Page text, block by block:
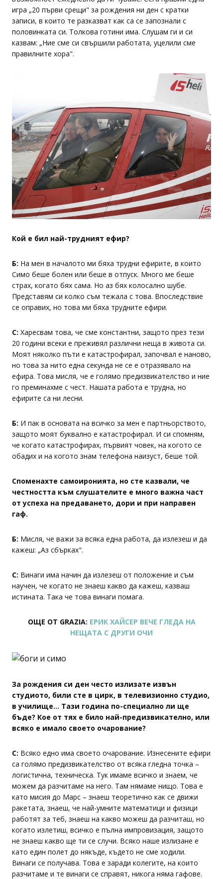
игра „20 първи срещи" за рождения ни ден с кратки
записи, в които те разказват как са се запознали с
половинката си. Толкова готини има. Слушам ги и си
казвам: „Ние сме си свършили работата, уцелили сме
правилните хора".
Кой е бил най-трудният ефир?
Б: На мен в началото ми бяха трудни ефирите, в които
Симо беше болен или беше в отпуск. Много ме беше
страх, когато бях сама. Но аз бях колосално шубе.
Представям си колко съм тежала с това. Впоследствие
се оправих, но това ми бяха трудните ефири.
С: Харесвам това, че сме константни, защото през тези
20 години всеки е преживял различни неща в живота си.
Моят няколко пъти е катастрофирал, започвал е наново,
но това за нито една секунда не се е отразявало на
ефира. Това мисля, че е голямо предизвикателство и ние
го преминахме с чест. Нашата работа е трудна, но
ефирите са ни лесни.
Б: И пак в основата на всичко за мен е партньорството,
защото моят буквално е катастрофирал. И си спомням,
че когато катастрофирах, първият човек, на когото се
обадих и на когото знам телефона наизуст, беше той.
Споменахте самоиронията, но сте казвали, че
честността към слушателите е много важна част
от успеха на предаването, дори и при направен
гаф.
Б: Мисля, че важи за всяка една работа, да излезеш и да
кажеш: „Аз сбърках".
С: Винаги има начин да излезеш от положение и съм
научен, че когато не знаеш какво да кажеш, казваш
истината. Така че това винаги помага.
ОЩЕ ОТ GRAZIA: ЕРИК ХАЙСЕР ВЕЧЕ ГЛЕДА НА
НЕЩАТА С ДРУГИ ОЧИ
За рождения си ден често излизате извън
студиото, били сте в цирк, в телевизионно студио,
в училище... Тази година по-специално ли ще
бъде? Кое от тях е било най-предизвикателно, или
всяко е имало своето очарование?
С: Всяко едно има своето очарование. Изнесените ефири
са голямо предизвикателство от всяка гледна точка –
логистична, техническа. Тук имаме всичко и знаем, че
можем да разчитаме на него. Там нямаме нищо. Това е
като мисия до Марс – знаеш теоретично как се движи
ракетата, знаеш, че най-умните математици и физици
работят за теб, знаеш на какво можеш да разчиташ, но
когато излетиш, всичко е пълна импровизация, защото
не знаеш какво ще ти се случи. Всяко наше излизане е
като един полет до някъде, където не сме ходили.
Винаги се получава. Това е заради колегите, на които
разчитаме и те винаги се справят, никога няма гафове.